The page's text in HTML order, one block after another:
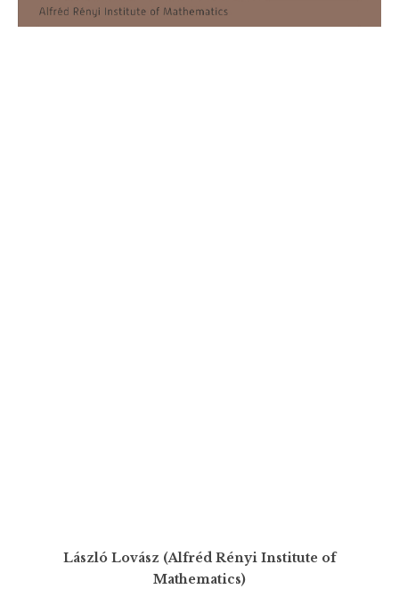
László Lovász (Alfréd Rényi Institute of
Mathematics)